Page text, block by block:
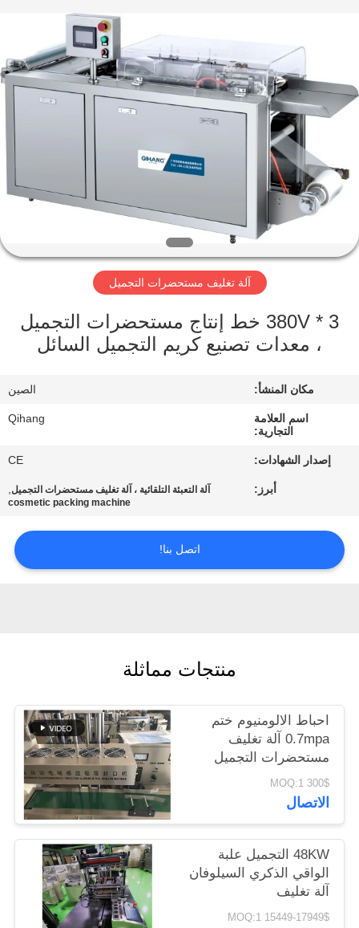
مسكن
منتجات
معلومات
جولة
المعمل
الجودة
اتصل
أخبار
خريطة
الموقع
PRIVACY
POLICY
Reserved.
آلة تغليف مستحضرات التجميل
3 * 380V خط إنتاج مستحضرات التجميل
، معدات تصنيع كريم التجميل السائل
مكان المنشأ: الصين
اسم العلامة
التجارية:
Qihang
إصدار الشهادات: CE
أبرز: آلة التعبئة التلقائية ، آلة تغليف مستحضرات التجميل,
cosmetic packing machine
اتصل بنا!
منتجات مماثلة
احباط الالومنيوم ختم
0.7mpa آلة تغليف
مستحضرات التجميل
300$ MOQ:1
الاتصال
48KW التجميل علبة
الواقي الذكري السيلوفان
آلة تغليف
15449-17949$ MOQ:1